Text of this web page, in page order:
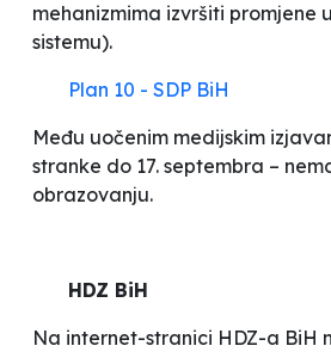
mehanizmima izvršiti promjene
sistemu).
Plan 10 - SDP BiH
Među uočenim medijskim
stranke do 17. septembra –
obrazovanju.
HDZ BiH
Na internet-stranici HDZ-a BiH